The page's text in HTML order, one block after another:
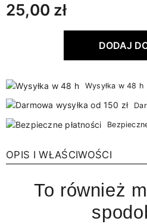
25,00 zł
DODAJ
Wysyłka w 48 h
OPIS I WŁAŚCIWOŚCI
To również